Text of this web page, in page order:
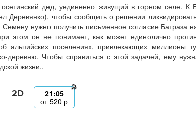
дед, уединенно живущий в горном селе. К
Деревянко), чтобы сообщить о решении
нужно получить письменное согласие Батраза
этом он не понимает, как может единолично
альпийских поселениях, привлекающих миллионы
деревню. Чтобы справиться с этой задачей, ему
жизни..
2D
21:05
от520 р